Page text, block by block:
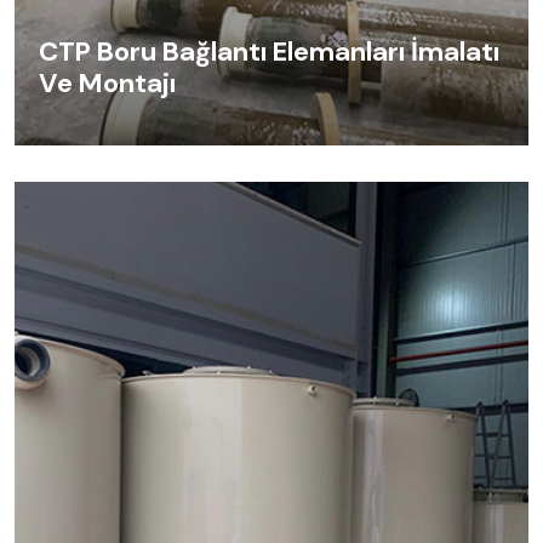
CTP Boru Bağlantı Elemanları İmalatı
Ve Montajı